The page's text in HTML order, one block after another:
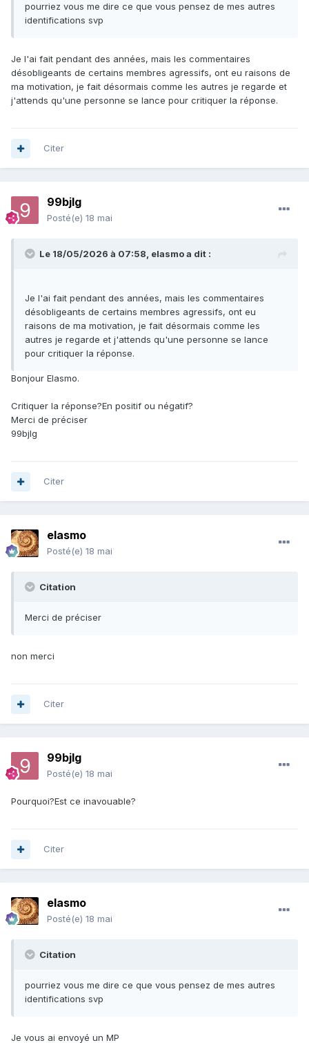
pourriez vous me dire ce que vous pensez de mes autres
identifications svp
Je l'ai fait pendant des années, mais les commentaires
désobligeants de certains membres agressifs, ont eu raisons de
ma motivation, je fait désormais comme les autres je regarde et
j'attends qu'une personne se lance pour critiquer la réponse.
Citer
99bjlg
Posté(e) 18 mai
Le 18/05/2026 à 07:58, elasmoa dit :
Je l'ai fait pendant des années, mais les commentaires
désobligeants de certains membres agressifs, ont eu
raisons de ma motivation, je fait désormais comme les
autres je regarde et j'attends qu'une personne se lance
pour critiquer la réponse.
Bonjour Elasmo.
Critiquer la réponse?En positif ou négatif?
Merci de préciser
99bjlg
Citer
elasmo
Posté(e) 18 mai
Citation
Merci de préciser
non merci
Citer
99bjlg
Posté(e) 18 mai
Pourquoi?Est ce inavouable?
Citer
elasmo
Posté(e) 18 mai
Citation
pourriez vous me dire ce que vous pensez de mes autres
identifications svp
Je vous ai envoyé un MP